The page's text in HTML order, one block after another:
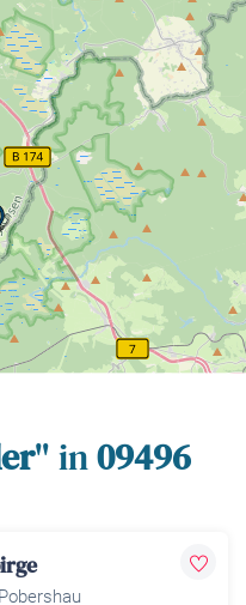
" in09496